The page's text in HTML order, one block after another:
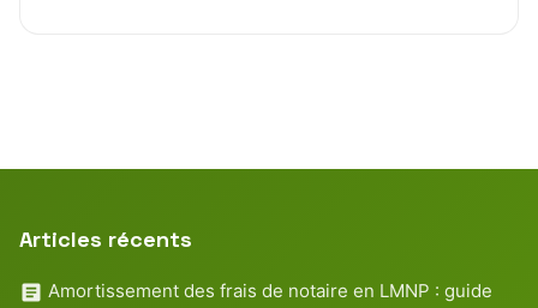
Articles récents
Amortissement des frais de notaire en LMNP : guide